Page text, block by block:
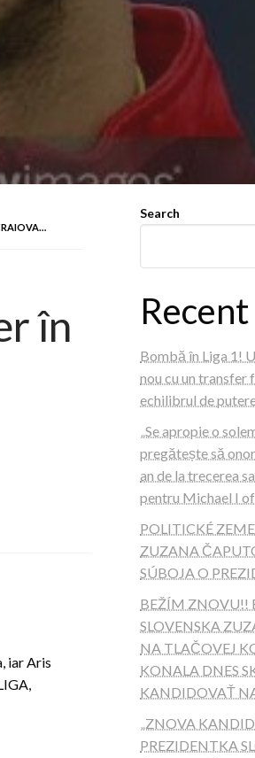
în
iar Aris
Search
Bombă în Liga 1!
nou cu un
echilibrul de
„Se apropie o
pregătește să
an de la trecerea
pentru Michael I of
POLITICKÉ
ZUZANA
SÚBOJA O
BEŽÍM ZNOVU!!
SLOVENSKA
NA TLAČOVEJ
KONALA DNES
KANDIDOVAŤ
„ZNOVA
PREZIDENTKA